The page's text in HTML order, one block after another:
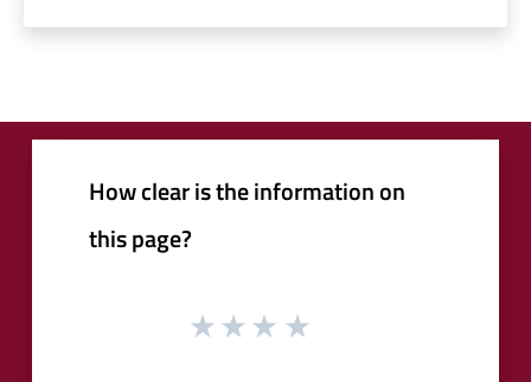
How clear is the information on
this page?